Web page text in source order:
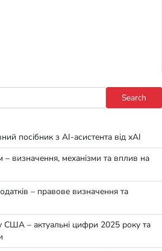
Search
посібник з AI-асистента від xAI
визначення, механізми та вплив на
– правове визначення та
США – актуальні цифри 2025 року та